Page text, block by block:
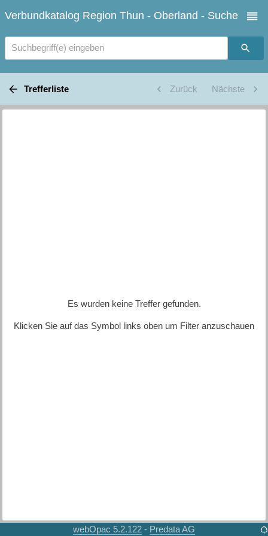
Verbundkatalog Region Thun - Oberland - Suche
Suchbegriff(e) eingeben
Trefferliste Zurück Nächste
Es wurden keine Treffer gefunden.
Klicken Sie auf das Symbol links oben um Filter anzuschauen
webOpac 5.2.122 - Predata AG